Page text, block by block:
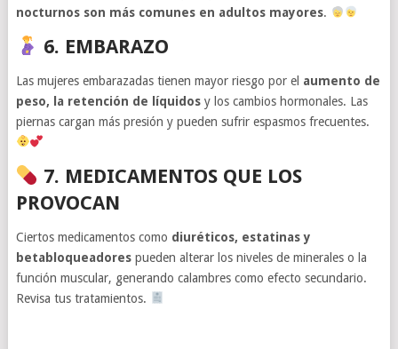
nocturnos son más comunes en adultos mayores.
6. EMBARAZO
Las mujeres embarazadas tienen mayor riesgo por el aumento de
peso, la retención de líquidosy los cambios hormonales. Las
piernas cargan más presión y pueden sufrir espasmos frecuentes.
7. MEDICAMENTOS QUE LOS
PROVOCAN
Ciertos medicamentos como diuréticos, estatinas y
betabloqueadorespueden alterar los niveles de minerales o la
función muscular, generando calambres como efecto secundario.
Revisa tus tratamientos.